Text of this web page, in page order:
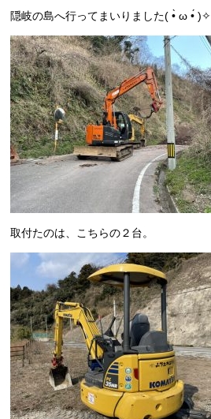
隠岐の島へ行ってまいりました( •̀ ω •́ )✧
取付たのは、こちらの２台。